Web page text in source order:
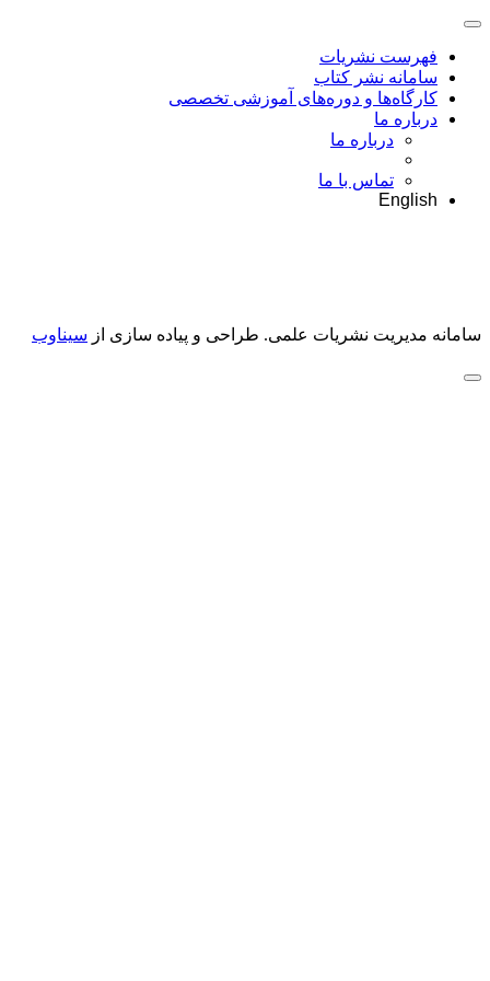
فهرست نشریات
سامانه نشر کتاب
کارگاه‌ها و دوره‌های آموزشی تخصصی
درباره ما
درباره ما
تماس با ما
English
سامانه مدیریت نشریات علمی. طراحی و پیاده سازی از سیناوب